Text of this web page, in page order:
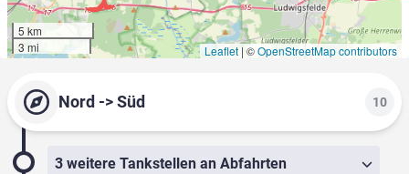
5 km
3 mi
Leaflet | ©OpenStreetMap contributors
Nord -> Süd 10
3 weitere Tankstellen an Abfahrten